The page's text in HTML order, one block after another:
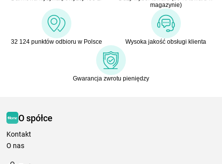
magazynie)
32 124 punktów odbioru w Polsce Wysoka jakość obsługi klienta
Gwarancja zwrotu pieniędzy
O spółce
Kontakt
O nas